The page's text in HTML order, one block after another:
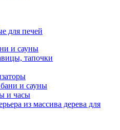
для печей
и сауны
тапочки
и сауны
и часы
из массива дерева для